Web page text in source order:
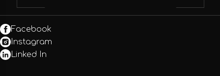
Facebook
Instagram
Linked In